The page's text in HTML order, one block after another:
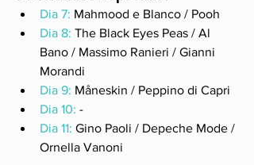
Dia 7: Mahmood e Blanco / Pooh
Dia 8: The Black Eyes Peas / Al
Bano / Massimo Ranieri / Gianni
Morandi
Dia 9: Måneskin / Peppino di Capri
Dia 10: -
Dia 11: Gino Paoli / Depeche Mode /
Ornella Vanoni